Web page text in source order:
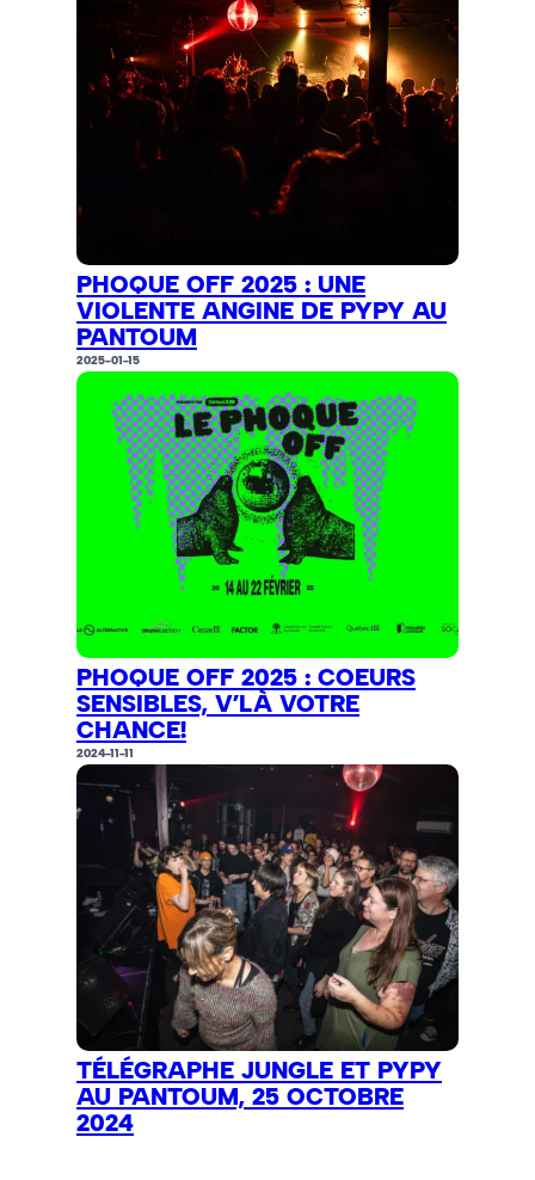
PHOQUE OFF 2025 : UNE
VIOLENTE ANGINE DE PYPY AU
PANTOUM
2025-01-15
PHOQUE OFF 2025 : COEURS
SENSIBLES, V’LÀ VOTRE
CHANCE!
2024-11-11
TÉLÉGRAPHE JUNGLE ET PYPY
AU PANTOUM, 25 OCTOBRE
2024